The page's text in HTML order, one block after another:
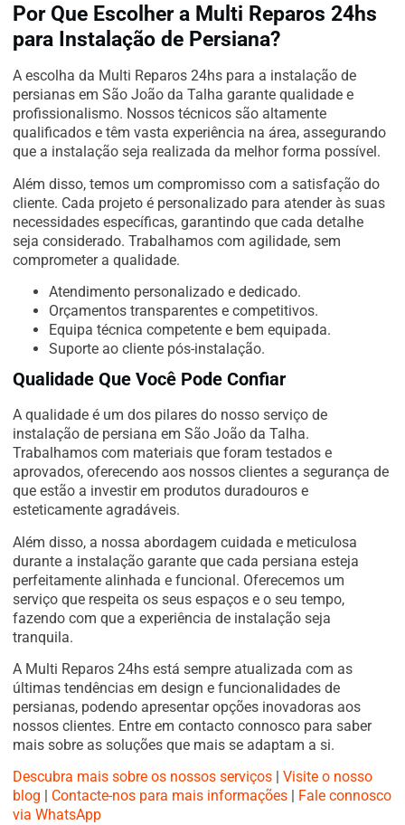
Por Que Escolher a Multi Reparos 24hs
para Instalação de Persiana?
A escolha da Multi Reparos 24hs para a instalação de
persianas em São João da Talha garante qualidade e
profissionalismo. Nossos técnicos são altamente
qualificados e têm vasta experiência na área, assegurando
que a instalação seja realizada da melhor forma possível.
Além disso, temos um compromisso com a satisfação do
cliente. Cada projeto é personalizado para atender às suas
necessidades específicas, garantindo que cada detalhe
seja considerado. Trabalhamos com agilidade, sem
comprometer a qualidade.
Atendimento personalizado e dedicado.
Orçamentos transparentes e competitivos.
Equipa técnica competente e bem equipada.
Suporte ao cliente pós-instalação.
Qualidade Que Você Pode Confiar
A qualidade é um dos pilares do nosso serviço de
instalação de persiana em São João da Talha.
Trabalhamos com materiais que foram testados e
aprovados, oferecendo aos nossos clientes a segurança de
que estão a investir em produtos duradouros e
esteticamente agradáveis.
Além disso, a nossa abordagem cuidada e meticulosa
durante a instalação garante que cada persiana esteja
perfeitamente alinhada e funcional. Oferecemos um
serviço que respeita os seus espaços e o seu tempo,
fazendo com que a experiência de instalação seja
tranquila.
A Multi Reparos 24hs está sempre atualizada com as
últimas tendências em design e funcionalidades de
persianas, podendo apresentar opções inovadoras aos
nossos clientes. Entre em contacto connosco para saber
mais sobre as soluções que mais se adaptam a si.
Descubra mais sobre os nossos serviços
Visite o nosso
blog
Contacte-nos para mais informações
Fale connosco
via WhatsApp